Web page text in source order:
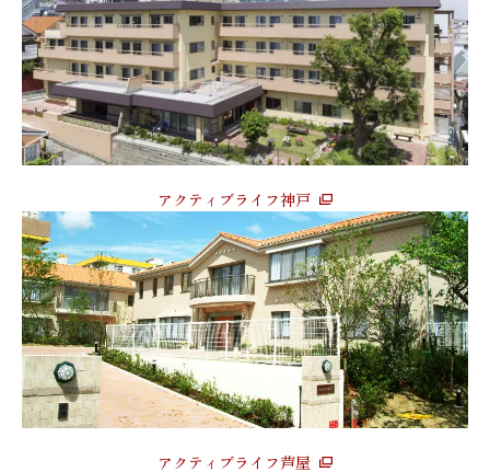
アクティブライフ神戸
アクティブライフ芦屋